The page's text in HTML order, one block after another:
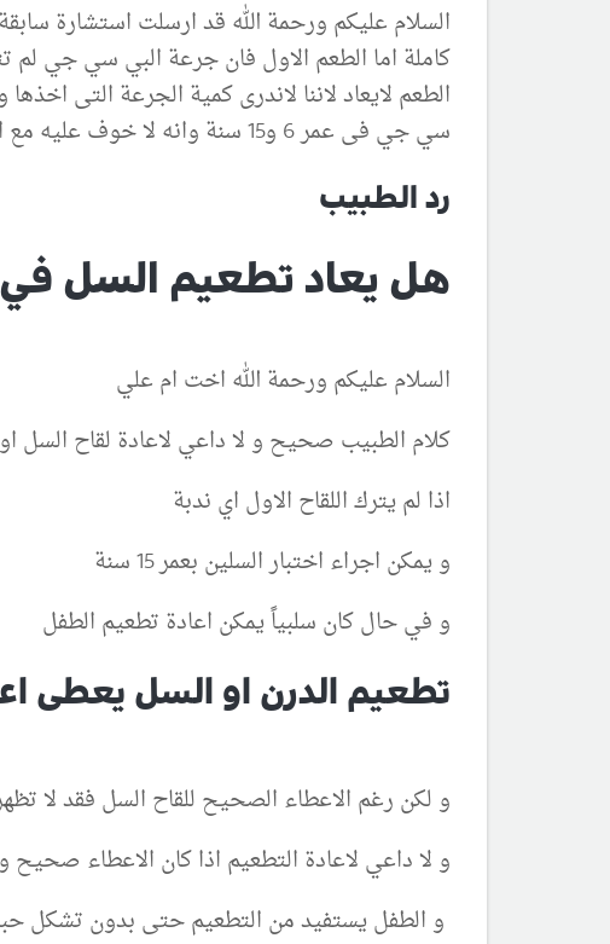
كاملة اما الطعم الاول فان جرعة البي سي جي لم
الطعم لايعاد لاننا لاندرى كمية الجرعة التى
سي جي فى عمر 6 و15 سنة وانه لا خوف عليه مع العلم ان صحته العامة بخير والحمد لله فما رايكم فى كلام الدكتور ولكم الشكر
رد الطبيب
هل يعاد تطعيم السل
السلام عليكم ورحمة الله اخت ام علي
كلام الطبيب صحيح و لا داعي لاعادة لقاح السل
اذا لم يترك اللقاح الاول اي ندبة
و يمكن اجراء اختبار السلين بعمر 15 سنة
و في حال كان سلبياً يمكن اعادة تطعيم الطفل
تطعيم الدرن او السل يعطى
و لكن رغم الاعطاء الصحيح للقاح السل فقد لا
و لا داعي لاعادة التطعيم اذا كان الاعطاء
و الطفل يستفيد من التطعيم حتى بدون تشكل